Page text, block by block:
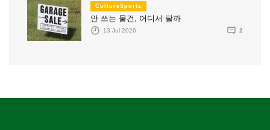
CultureSports
안 쓰는 물건, 어디서 팔까
13 Jul 2026 2